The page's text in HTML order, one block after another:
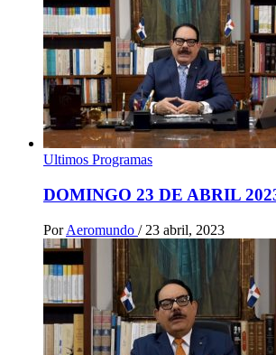
Ultimos Programas
DOMINGO 23 DE ABRIL
Por Aeromundo / 23 abril, 2023